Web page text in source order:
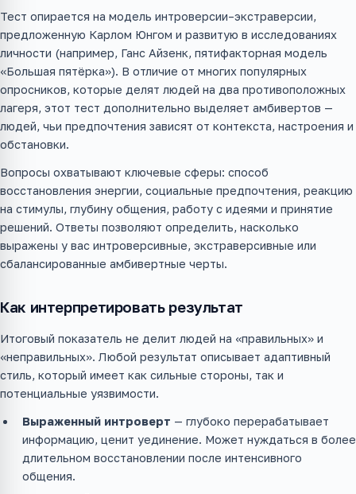
Тест опирается на модель интроверсии–экстраверсии,
предложенную Карлом Юнгом и развитую в исследованиях
личности (например, Ганс Айзенк, пятифакторная модель
«Большая пятёрка»). В отличие от многих популярных
опросников, которые делят людей на два противоположных
лагеря, этот тест дополнительно выделяет амбивертов —
людей, чьи предпочтения зависят от контекста, настроения и
обстановки.
Вопросы охватывают ключевые сферы: способ
восстановления энергии, социальные предпочтения, реакцию
на стимулы, глубину общения, работу с идеями и принятие
решений. Ответы позволяют определить, насколько
выражены у вас интроверсивные, экстраверсивные или
сбалансированные амбивертные черты.
Как интерпретировать результат
Итоговый показатель не делит людей на «правильных» и
«неправильных». Любой результат описывает адаптивный
стиль, который имеет как сильные стороны, так и
потенциальные уязвимости.
Выраженный интроверт — глубоко перерабатывает
информацию, ценит уединение. Может нуждаться в более
длительном восстановлении после интенсивного
общения.